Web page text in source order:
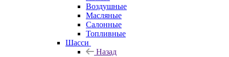
Воздушные
Масляные
Салонные
Топливные
Шасси
Назад